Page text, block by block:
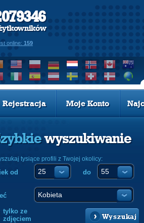
online: 159
Rejestracja Moje Konto
wyszukiwanie
tysiące profili z Twojej okolicy:
od do
tylko ze
zdjęciem
Wyszukaj